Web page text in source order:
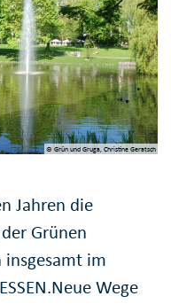
© Grün und Gruga, Christine Geratsch
Jahren die
Grünen
insgesamt im
Wege